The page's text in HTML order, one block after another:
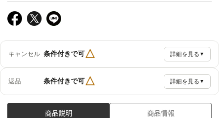
キャンセル 条件付きで可△ 詳細を見る ▼
返品 条件付きで可△ 詳細を見る ▼
商品説明 商品情報